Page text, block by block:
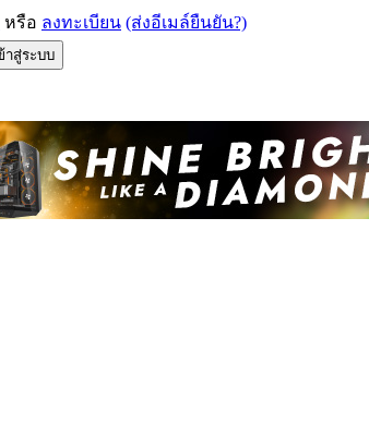
หรือ ลงทะเบียน (ส่งอีเมล์ยืนยัน?)